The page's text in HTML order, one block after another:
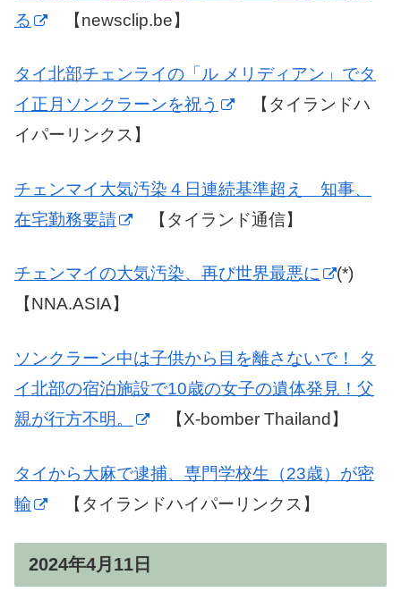
る
【newsclip.be】
タイ北部チェンライの「ル メリディアン」でタ
イ正月ソンクラーンを祝う
【タイランドハ
イパーリンクス】
チェンマイ大気汚染４日連続基準超え 知事、
在宅勤務要請
【タイランド通信】
チェンマイの大気汚染、再び世界最悪に
(*)
【NNA.ASIA】
ソンクラーン中は子供から目を離さないで！ タ
イ北部の宿泊施設で10歳の女子の遺体発見！父
親が行方不明。
【X-bomber Thailand】
タイから大麻で逮捕、専門学校生（23歳）が密
輸
【タイランドハイパーリンクス】
2024年4月11日